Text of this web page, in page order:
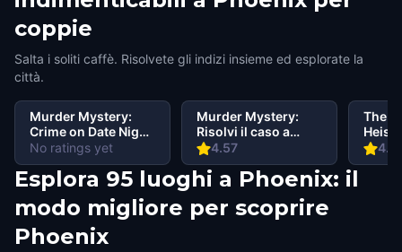
coppie
Salta i soliti caffè. Risolvete gli indizi insieme ed esplorate la
città.
No ratings yet
Murder Mystery:
Crime on Date Night
in Phoenix
4.57
Murder Mystery:
Risolvi il caso a
Phoenix
The
Esplora 95 luoghi a Phoenix: il
modo migliore per scoprire
Phoenix